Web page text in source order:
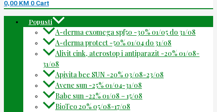
0,00 KM 0 Cart
Popusti
A-derma exomega spf50 -30% 01/05 do 31/08
A-derma protect -50% 01/04 do 31/08
Alivit cink, aterostop i antiparazit -20% 01/08-
31/08
Apivita bee SUN -20% 03/08-23/08
Avene sun -25% 01/04-31/08
Babe sun -22% 01/08 – 15/08
BioTeo 20% 05/08-17/08